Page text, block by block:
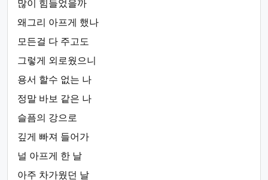
많이 힘들었을까
왜그리 아프게 했나
모든걸 다 주고도
그렇게 외로웠으니
용서 할수 없는 나
정말 바보 같은 나
슬픔의 강으로
깊게 빠져 들어가
널 아프게 한 날
아주 차가웠던 날